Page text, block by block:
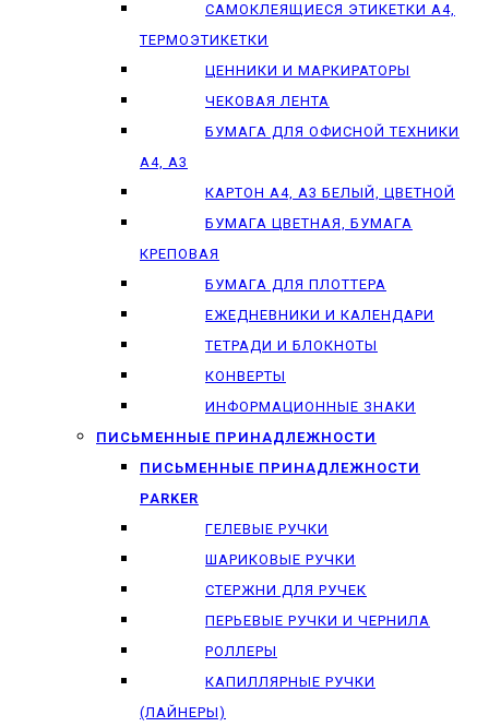
САМОКЛЕЯЩИЕСЯ ЭТИКЕТКИ А4,
ТЕРМОЭТИКЕТКИ
ЦЕННИКИ И МАРКИРАТОРЫ
ЧЕКОВАЯ ЛЕНТА
БУМАГА ДЛЯ ОФИСНОЙ ТЕХНИКИ
А4, А3
КАРТОН А4, А3 БЕЛЫЙ, ЦВЕТНОЙ
БУМАГА ЦВЕТНАЯ, БУМАГА
КРЕПОВАЯ
БУМАГА ДЛЯ ПЛОТТЕРА
ЕЖЕДНЕВНИКИ И КАЛЕНДАРИ
ТЕТРАДИ И БЛОКНОТЫ
КОНВЕРТЫ
ИНФОРМАЦИОННЫЕ ЗНАКИ
ПИСЬМЕННЫЕ ПРИНАДЛЕЖНОСТИ
ПИСЬМЕННЫЕ ПРИНАДЛЕЖНОСТИ
PARKER
ГЕЛЕВЫЕ РУЧКИ
ШАРИКОВЫЕ РУЧКИ
СТЕРЖНИ ДЛЯ РУЧЕК
ПЕРЬЕВЫЕ РУЧКИ И ЧЕРНИЛА
РОЛЛЕРЫ
КАПИЛЛЯРНЫЕ РУЧКИ
(ЛАЙНЕРЫ)